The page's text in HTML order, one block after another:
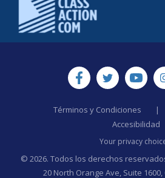
Términos y Condiciones |
Accesibilidad
Your privacy
© 2026. Todos los derechos
20 North Orange Ave, Suite 1600,